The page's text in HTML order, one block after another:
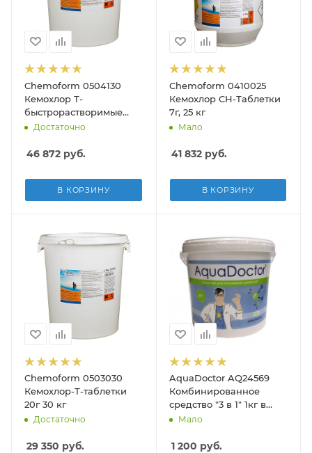
Chemoform 0504130
Кемохлор Т-
быстрорастворимые
таблетки, 30кг
Достаточно
46 872 руб.
В КОРЗИНУ
Chemoform 0410025
Кемохлор СН-Таблетки
7г, 25 кг
Мало
41 832руб.
В КОРЗИНУ
Chemoform 0503030
Кемохлор-Т-таблетки
20г 30 кг
Достаточно
29 350 руб.
AquaDoctor AQ24569
Комбинированное
средство "3 в 1" 1кг в
табл.20гр, хлор,
(MC-T 1)
Мало
1 200 руб.